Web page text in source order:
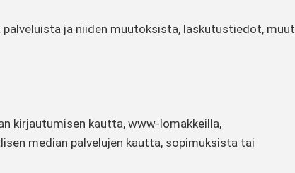
ja niiden muutoksista, laskutustiedot, muut
kirjautumisen kautta, www-lomakkeilla,
median palvelujen kautta, sopimuksista tai